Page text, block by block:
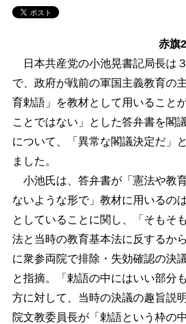
赤旗
日本共産党の小池晃書記局長は
で、政府が戦前の軍国主義教育の
育勅語」を教材として用いること
ことではない」とした答弁書を閣
について、「異常な閣議決定だ」
ました。
小池氏は、答弁書が「憲法や教
ないような形で」教材に用いるの
としていることに関し、「そもそ
法と当時の教育基本法に反するか
に衆参両院で排除・失効確認の決
と指摘。「勅語の中にはいい部分
方に対して、当時の決議の趣旨説
院文教委員長が「勅語という枠の